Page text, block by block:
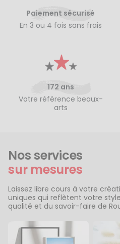
Paiement sécurisé
En 3 ou 4 fois sans frais
172 ans
Votre référence beaux-
arts
Nos services
sur mesures
Laissez libre cours à votre
uniques qui reflètent votre
qualité et du savoir-faire de